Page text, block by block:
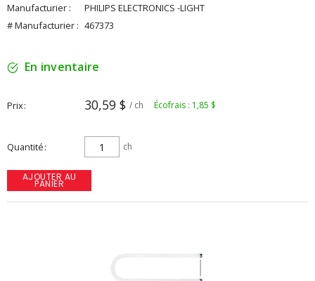
Manufacturier :
PHILIPS ELECTRONICS -LIGHT
# Manufacturier : 467373
En inventaire
Prix 30,59 $ / ch Écofrais : 1,85 $
Quantité ch
AJOUTER AU
PANIER